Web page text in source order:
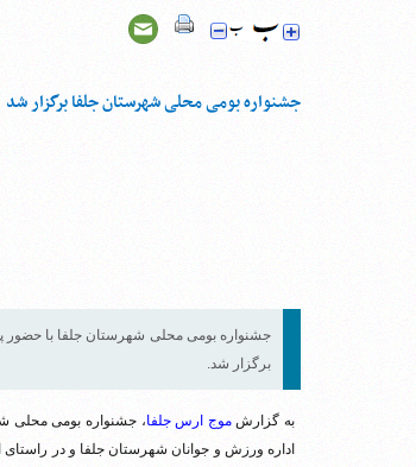
جشنواره بومی محلی شهرستان جلفا برگزار شد
جشنواره بومی محلی شهرستان جلفا با حضور
برگزار شد.
به گزارشموج ارس جلفا، جشنواره بومی محلی
اداره ورزش و جوانان شهرستان جلفا و در